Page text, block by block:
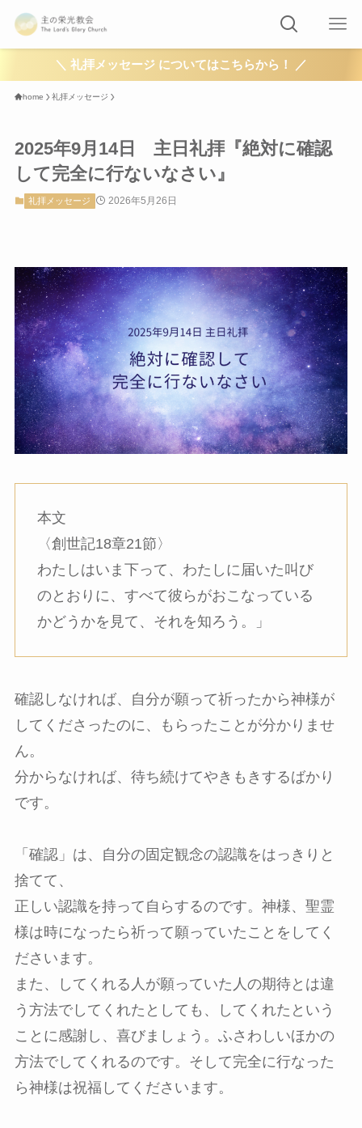
＼ 礼拝メッセージ についてはこちらから！ ／
home 礼拝メッセージ
2025年9月14日 主日礼拝『絶対に確認
して完全に行ないなさい』
礼拝メッセージ 2026年5月26日
本文
〈創世記18章21節〉
わたしはいま下って、わたしに届いた叫び
のとおりに、すべて彼らがおこなっている
かどうかを見て、それを知ろう。」
確認しなければ、自分が願って祈ったから神様が
してくださったのに、もらったことが分かりませ
ん。
分からなければ、待ち続けてやきもきするばかり
です。
「確認」は、自分の固定観念の認識をはっきりと
捨てて、
正しい認識を持って自らするのです。神様、聖霊
様は時になったら祈って願っていたことをしてく
ださいます。
また、してくれる人が願っていた人の期待とは違
う方法でしてくれたとしても、してくれたという
ことに感謝し、喜びましょう。ふさわしいほかの
方法でしてくれるのです。そして完全に行なった
ら神様は祝福してくださいます。